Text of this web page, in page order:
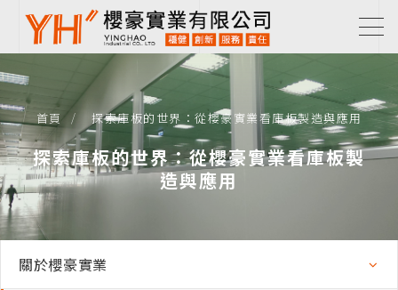
首頁 探索庫板的世界：從櫻豪實業看庫板製造與應用
探索庫板的世界：從櫻豪實業看庫板製
造與應用
關於櫻豪實業